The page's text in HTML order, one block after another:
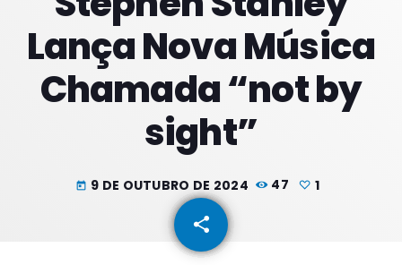
PROXIMOS PROGRAMAS
Lança Nova Música
Chamada “not by
sight”
today 9 DE OUTUBRO DE 2024 47 1
share
email